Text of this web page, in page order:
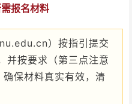
报名材料
）按指引提交
并按要求（第三点注意
保材料真实有效，清